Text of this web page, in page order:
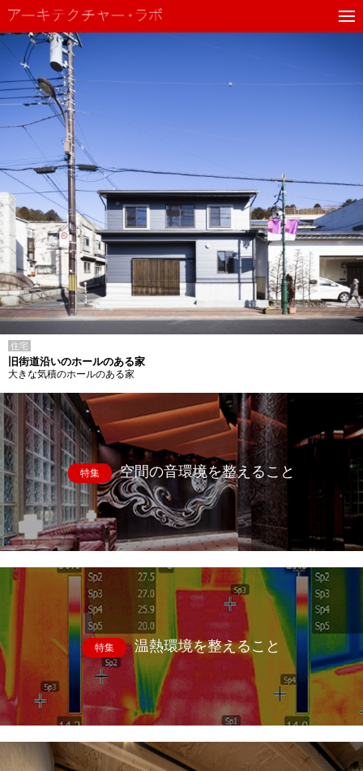
住宅
旧街道沿いのホールのある家
大きな気積のホールのある家
特集 空間の音環境を整えること
特集 温熱環境を整えること